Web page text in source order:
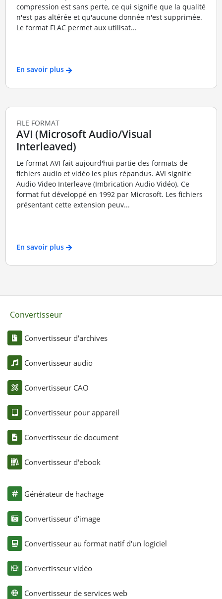
compression est sans perte, ce qui signifie que la qualité
n'est pas altérée et qu'aucune donnée n'est supprimée.
Le format FLAC permet aux utilisat...
En savoir plus
FILE FORMAT
AVI (Microsoft Audio/Visual
Interleaved)
Le format AVI fait aujourd'hui partie des formats de
fichiers audio et vidéo les plus répandus. AVI signifie
Audio Video Interleave (Imbrication Audio Vidéo). Ce
format fut développé en 1992 par Microsoft. Les fichiers
présentant cette extension peuv...
En savoir plus
Convertisseur
Convertisseur d'archives
Convertisseur audio
Convertisseur CAO
Convertisseur pour appareil
Convertisseur de document
Convertisseur d'ebook
Générateur de hachage
Convertisseur d'image
Convertisseur au format natif d'un logiciel
Convertisseur vidéo
Convertisseur de services web